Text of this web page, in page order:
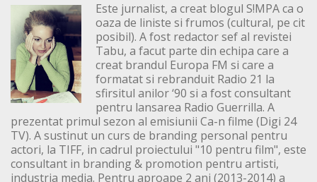
Este jurnalist, a creat blogul S!MPA ca o
oaza de liniste si frumos (cultural, pe cit
posibil). A fost redactor sef al revistei
Tabu, a facut parte din echipa care a
creat brandul Europa FM si care a
formatat si rebranduit Radio 21 la
sfirsitul anilor ‘90 si a fost consultant
pentru lansarea Radio Guerrilla. A
prezentat primul sezon al emisiunii Ca-n filme (Digi 24
TV). A sustinut un curs de branding personal pentru
actori, la TIFF, in cadrul proiectului "10 pentru film", este
consultant in branding & promotion pentru artisti,
industria media. Pentru aproape 2 ani (2013-2014) a